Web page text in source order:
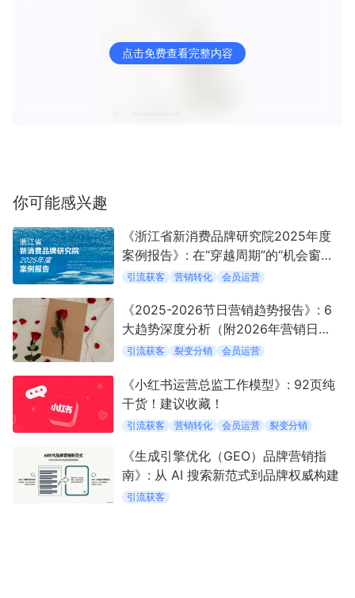
点击免费查看完整内容
你可能感兴趣
《浙江省新消费品牌研究院2025年度
案例报告》: 在“穿越周期”的“机会窗口”
中定义新消费
引流获客 营销转化 会员运营
《2025-2026节日营销趋势报告》: 6
大趋势深度分析（附2026年营销日
历）
引流获客 裂变分销 会员运营
《小红书运营总监工作模型》: 92页纯
干货！建议收藏！
引流获客 营销转化 会员运营 裂变分销
《生成引擎优化（GEO）品牌营销指
南》: 从 AI 搜索新范式到品牌权威构建
引流获客